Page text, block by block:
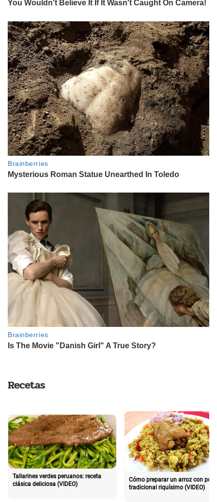
Recetas
Tallarines verdes peruanos: receta
clásica deliciosa (VIDEO)
Cómo preparar un arroz con pollo
tradicional riquísimo (VIDEO)